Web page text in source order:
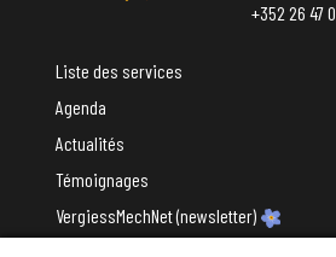
+352 26 47
Liste des services
Agenda
Actualités
Témoignages
VergiessMechNet (newsletter)